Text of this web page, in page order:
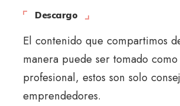
Descargo
El contenido que compartimos
manera puede ser tomado
profesional, estos son solo
emprendedores.